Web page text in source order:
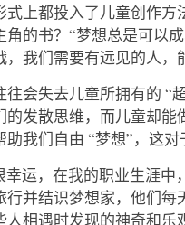
式上都投入了儿童创作
角的书？“梦想总是可以
，我们需要有远见的人，
会失去儿童所拥有的 “
的发散思维，而儿童却
我们自由 “梦想”，这对
幸运，在我的职业生涯
行并结识梦想家，他们
相遇时发现的神奇和乐